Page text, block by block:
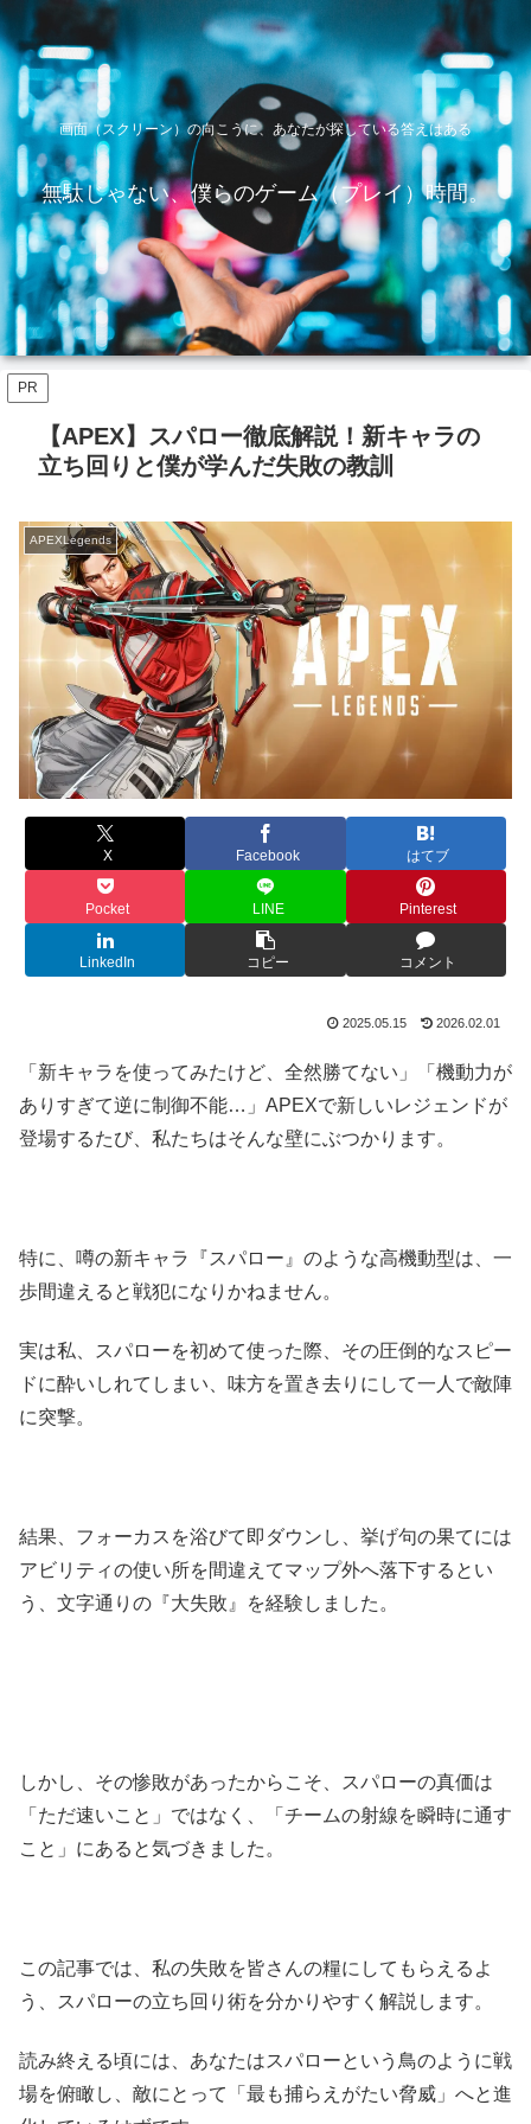
画面（スクリーン）の向こうに、あなたが探している答えはある
無駄じゃない、僕らのゲーム（プレイ）時間。
PR
【APEX】スパロー徹底解説！新キャラの
立ち回りと僕が学んだ失敗の教訓
APEXLegends
X Facebook はてブ
Pocket LINE Pinterest
LinkedIn コピー コメント
2025.05.15 2026.02.01
「新キャラを使ってみたけど、全然勝てない」「機動力が
ありすぎて逆に制御不能…」APEXで新しいレジェンドが
登場するたび、私たちはそんな壁にぶつかります。
特に、噂の新キャラ『スパロー』のような高機動型は、一
歩間違えると戦犯になりかねません。
実は私、スパローを初めて使った際、その圧倒的なスピー
ドに酔いしれてしまい、味方を置き去りにして一人で敵陣
に突撃。
結果、フォーカスを浴びて即ダウンし、挙げ句の果てには
アビリティの使い所を間違えてマップ外へ落下するとい
う、文字通りの『大失敗』を経験しました。
しかし、その惨敗があったからこそ、スパローの真価は
「ただ速いこと」ではなく、「チームの射線を瞬時に通す
こと」にあると気づきました。
この記事では、私の失敗を皆さんの糧にしてもらえるよ
う、スパローの立ち回り術を分かりやすく解説します。
読み終える頃には、あなたはスパローという鳥のように戦
場を俯瞰し、敵にとって「最も捕らえがたい脅威」へと進